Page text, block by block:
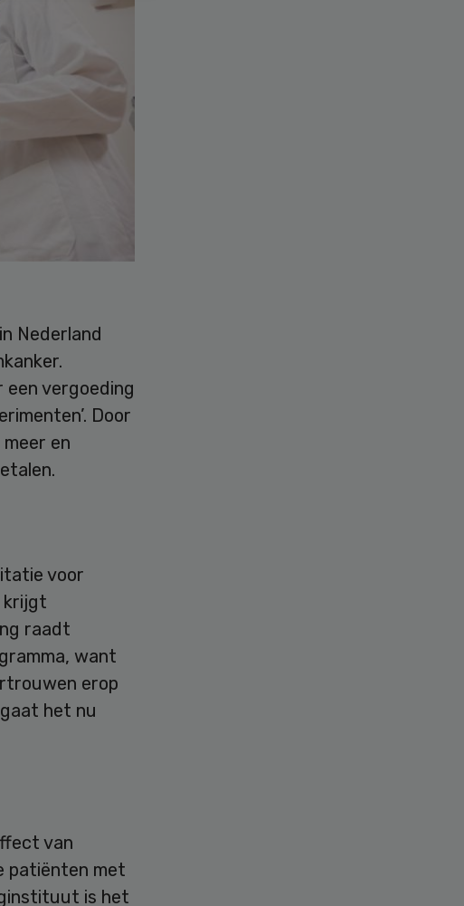
Nederland
vergoeding
Door
en
voor
krijgt
raadt
want
erop
het nu
van
patiënten met
is het